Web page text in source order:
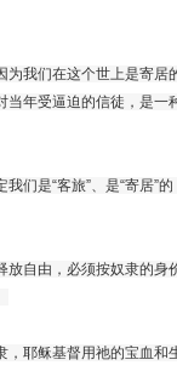
我们在这个世上是寄居
年受逼迫的信徒，是一
们是“客旅”、是“寄居”
自由，必须按奴隶的身
耶稣基督用祂的宝血和